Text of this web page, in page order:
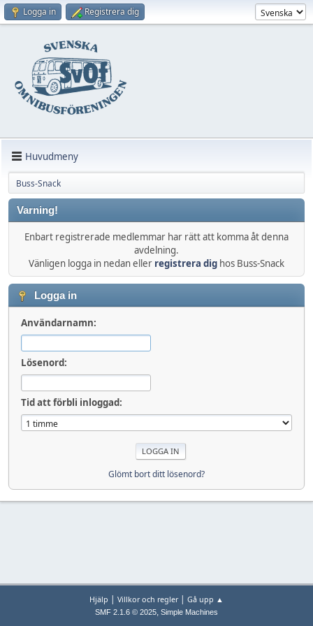
Logga in Registrera dig
Huvudmeny
Buss-Snack
Varning!
Enbart registrerade medlemmar har rätt att komma åt denna
avdelning.
Vänligen logga in nedan eller registrera dig hos Buss-Snack
Logga in
Användarnamn:
Lösenord:
Tid att förbli inloggad:
Glömt bort ditt lösenord?
Hjälp | Villkor och regler| Gå upp ▲
SMF 2.1.6 © 2025, Simple Machines